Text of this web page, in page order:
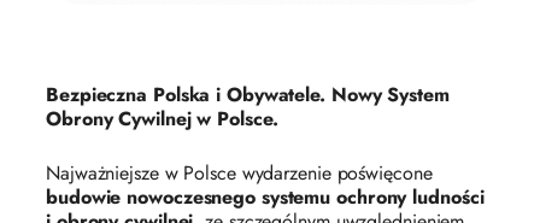
Bezpieczna Polska i Obywatele. Nowy System
Obrony Cywilnej w Polsce.
Najważniejsze w Polsce wydarzenie poświęcone
budowie nowoczesnego systemu ochrony ludności